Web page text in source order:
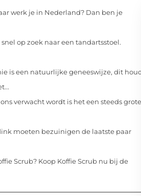
werk je in Nederland? Dan ben je
op zoek naar een tandartsstoel.
is een natuurlijke geneeswijze, dit
verwacht wordt is het een steeds
moeten bezuinigen de laatste paar
Scrub? Koop Koffie Scrub nu bij de